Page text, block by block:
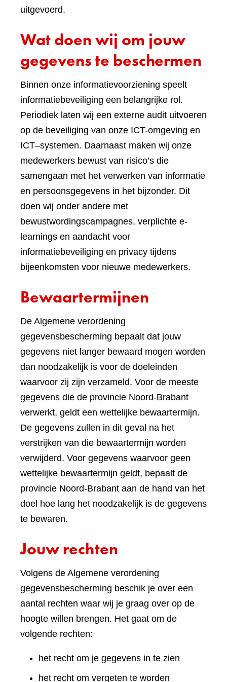
uitgevoerd.
Wat doen wij om jouw
gegevens te beschermen
Binnen onze informatievoorziening speelt
informatiebeveiliging een belangrijke rol.
Periodiek laten wij een externe audit uitvoeren
op de beveiliging van onze ICT-omgeving en
ICT–systemen. Daarnaast maken wij onze
medewerkers bewust van risico’s die
samengaan met het verwerken van informatie
en persoonsgegevens in het bijzonder. Dit
doen wij onder andere met
bewustwordingscampagnes, verplichte e-
learnings en aandacht voor
informatiebeveiliging en privacy tijdens
bijeenkomsten voor nieuwe medewerkers.
Bewaartermijnen
De Algemene verordening
gegevensbescherming bepaalt dat jouw
gegevens niet langer bewaard mogen worden
dan noodzakelijk is voor de doeleinden
waarvoor zij zijn verzameld. Voor de meeste
gegevens die de provincie Noord-Brabant
verwerkt, geldt een wettelijke bewaartermijn.
De gegevens zullen in dit geval na het
verstrijken van die bewaartermijn worden
verwijderd. Voor gegevens waarvoor geen
wettelijke bewaartermijn geldt, bepaalt de
provincie Noord-Brabant aan de hand van het
doel hoe lang het noodzakelijk is de gegevens
te bewaren.
Jouw rechten
Volgens de Algemene verordening
gegevensbescherming beschik je over een
aantal rechten waar wij je graag over op de
hoogte willen brengen. Het gaat om de
volgende rechten:
het recht om je gegevens in te zien
het recht om vergeten te worden